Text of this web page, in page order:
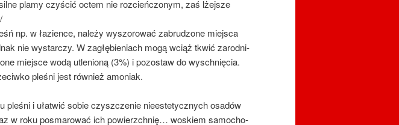
plamy czyścić octem nie rozcieńczonym, zaś lżejsze
np. w łazience, należy wy­szo­rować za­bru­dzo­ne miej­sca
nie wy­star­czy. W za­głę­bie­niach mogą wciąż tkwić za­rod­ni­
miej­sce wodą utle­nio­ną (3%) i po­zo­staw do wy­schnię­cia.
pleśni jest również amoniak.
ple­śni i uła­twić sobie czysz­cze­nie nie­este­tycz­nych osa­dów
w roku po­sma­ro­wać ich po­wierzch­nię… wo­skiem sa­mo­cho­